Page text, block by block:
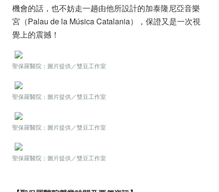
機會的話，也不妨走一趟由他所設計的加泰隆尼亞音樂
宮（Palau de la Música Catalania），保證又是一次視
覺上的震撼！
聖保羅醫院；圖片提供／雙豆工作室
聖保羅醫院；圖片提供／雙豆工作室
聖保羅醫院；圖片提供／雙豆工作室
聖保羅醫院；圖片提供／雙豆工作室